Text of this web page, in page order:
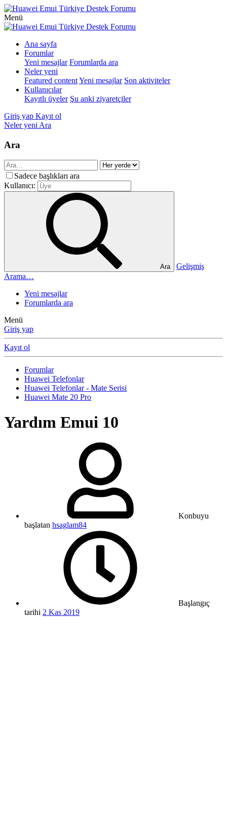
Menü
Ana sayfa
Forumlar
Yeni mesajlar Forumlarda ara
Neler yeni
Featured contentYeni mesajlar Son aktiviteler
Kullanıcılar
Kayıtlı üyeler Şu anki ziyaretçiler
Giriş yap Kayıt ol
Neler yeni Ara
Ara
Sadece başlıkları ara
Kullanıcı:
Ara
Gelişmiş
Arama…
Yeni mesajlar
Forumlarda ara
Menü
Giriş yap
Kayıt ol
Forumlar
Huawei Telefonlar
Huawei Telefonlar - Mate Serisi
Huawei Mate 20 Pro
Yardım Emui 10
Konbuyu
başlatan hsaglam84
Başlangıç
tarihi 2 Kas 2019